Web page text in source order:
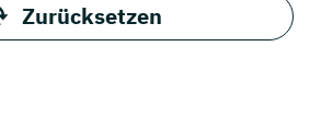
Zurücksetzen